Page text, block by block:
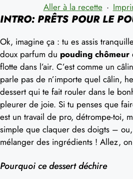
Aller à la recette ·
INTRO: PRÊTS POUR LE
Ok, imagine ça : tu es assis
doux parfum du pouding chômeur
flotte dans l’air. C’est comme un
parle pas de n’importe quel câlin,
dessert qui te fait rouler dans le
pleurer de joie. Si tu penses que
est un travail de pro, détrompe-toi,
simple que claquer des doigts –
mélanger des ingrédients ! Allez,
Pourquoi ce dessert déchire